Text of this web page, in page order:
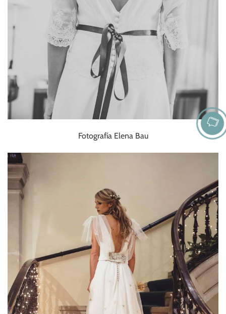
Fotografía Elena Bau